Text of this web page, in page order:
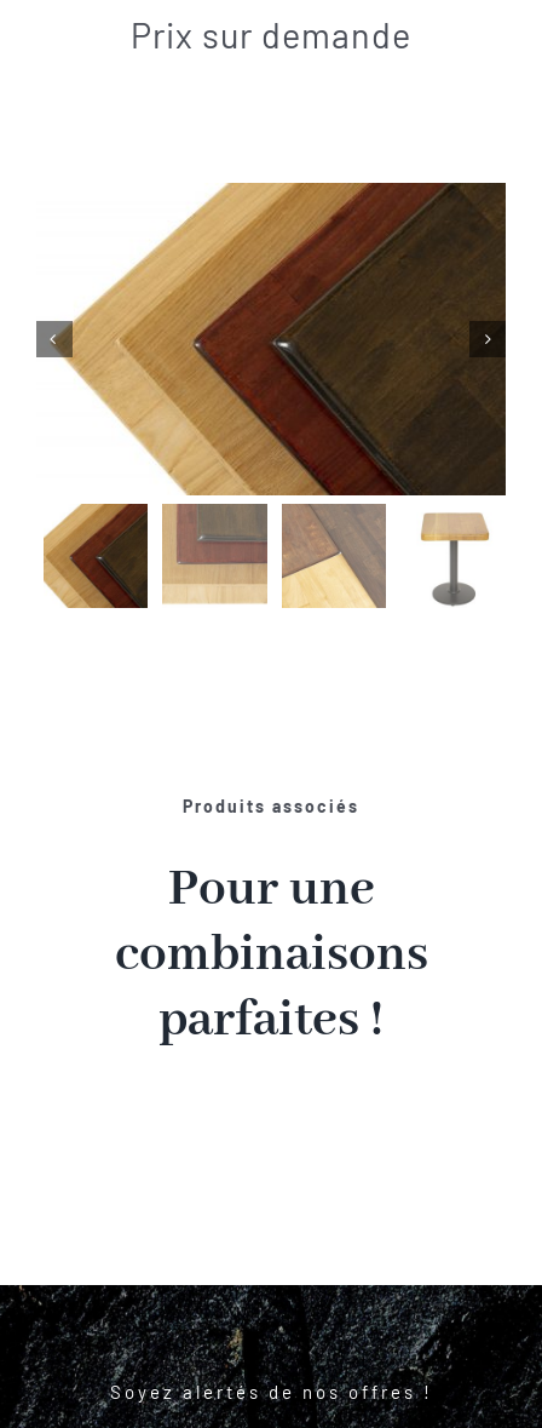
Prix sur demande
 
Produits associés
Pour une
combinaisons
parfaites !
Soyez alertés de nos offres !